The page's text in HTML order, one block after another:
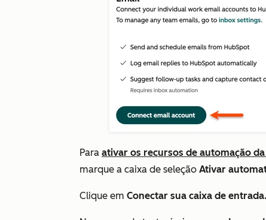
Para ativar os recursos de automação
marque a caixa de seleção Ativar
Clique em Conectar sua caixa de entrada.